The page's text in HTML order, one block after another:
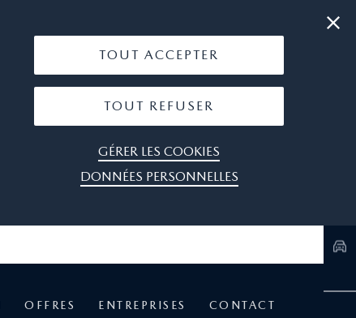
TOUT ACCEPTER
TOUT REFUSER
GÉRER LES COOKIES
DONNÉES PERSONNELLES
OFFRES ENTREPRISES CONTACT